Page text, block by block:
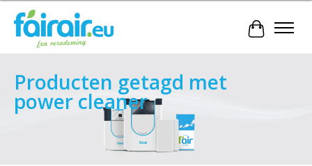
Producten getagd met
power cleaner